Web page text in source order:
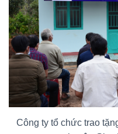
Công ty tổ chức trao